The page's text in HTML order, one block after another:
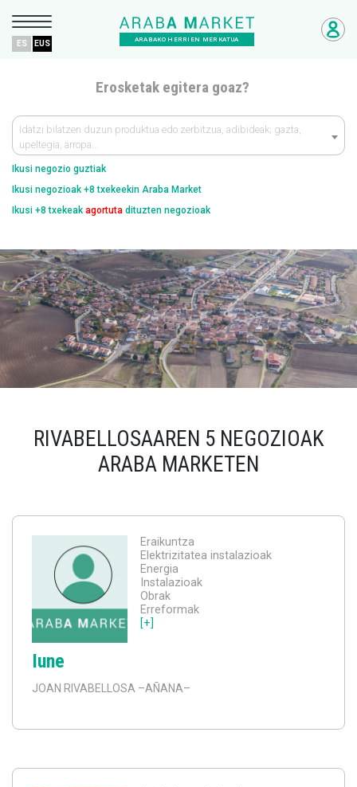
ARABAKO HERRIEN MERKATUA
ES EUS
Erosketak egitera goaz?
Idatzi bilatzen duzun produktua edo zerbitzua, adibideak; gazta,
upeltegia, arropa…
Ikusi negozio guztiak
Ikusi negozioak +8 txekeekin Araba Market
Ikusi +8 txekeak agortuta dituzten negozioak
RIVABELLOSAAREN 5 NEGOZIOAK
ARABA MARKETEN
Eraikuntza
Elektrizitatea instalazioak
Energia
Instalazioak
Obrak
Erreformak
[+]
Iune
JOAN RIVABELLOSA –AÑANA–